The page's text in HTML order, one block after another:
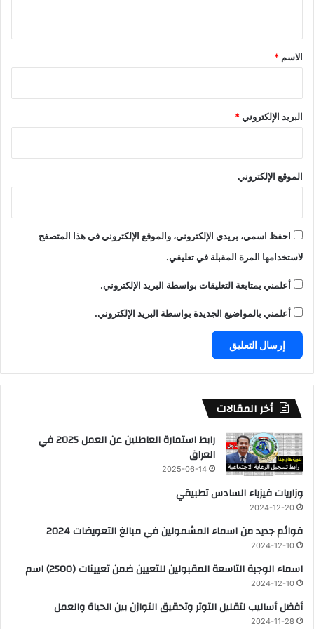
*
الاسم *
البريد الإلكتروني*
الموقع الإلكتروني
احفظ اسمي، بريدي الإلكتروني، والموقع الإلكتروني في هذا المتصفح
لاستخدامها المرة المقبلة في تعليقي.
أعلمني بمتابعة التعليقات بواسطة البريد الإلكتروني.
أعلمني بالمواضيع الجديدة بواسطة البريد الإلكتروني.
أخر المقالات
رابط استمارة العاطلين عن العمل 2025 في
العراق
2025-06-14
وزاريات فيزياء السادس تطبيقي
2024-12-20
قوائم جديد من اسماء المشمولين في مبالغ التعويضات 2024
2024-12-10
اسماء الوجبة التاسعة المقبولين للتعيين ضمن تعيينات (2500) اسم
2024-12-10
أفضل أساليب لتقليل التوتر وتحقيق التوازن بين الحياة والعمل
2024-11-28